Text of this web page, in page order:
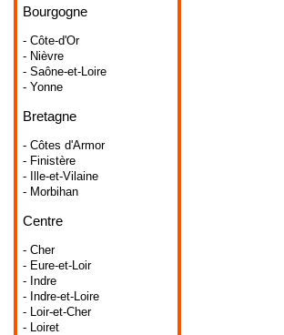
Bourgogne
- Côte-d'Or
- Nièvre
- Saône-et-Loire
- Yonne
Bretagne
- Côtes d'Armor
- Finistère
- Ille-et-Vilaine
- Morbihan
Centre
- Cher
- Eure-et-Loir
- Indre
- Indre-et-Loire
- Loir-et-Cher
- Loiret